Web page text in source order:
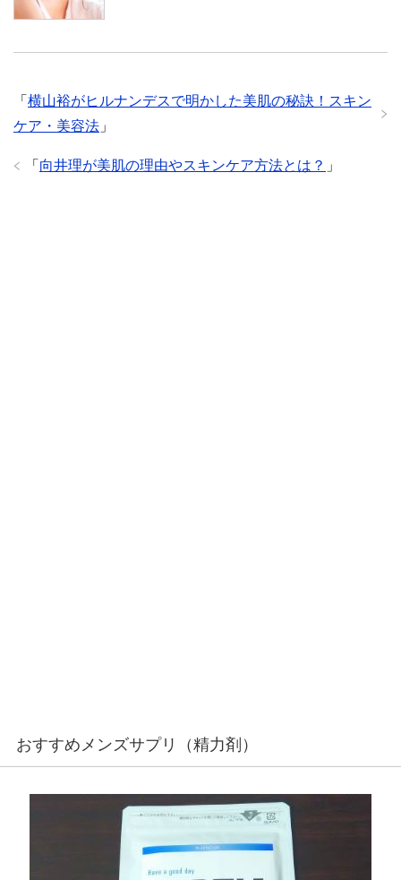
「 横山裕がヒルナンデスで明かした美肌の秘訣！スキン
ケア・美容法 」
「 向井理が美肌の理由やスキンケア方法とは？ 」
おすすめメンズサプリ（精力剤）